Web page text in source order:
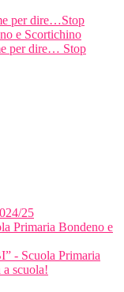
per dire…Stop
e Scortichino
per dire… Stop
25
Primaria Bondeno e
- Scuola Primaria
scuola!